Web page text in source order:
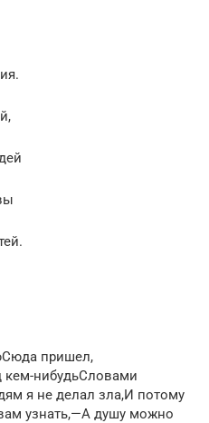
пришел,
кем-нибудьСловами
я не делал зла,И потому
узнать,—А душу можно